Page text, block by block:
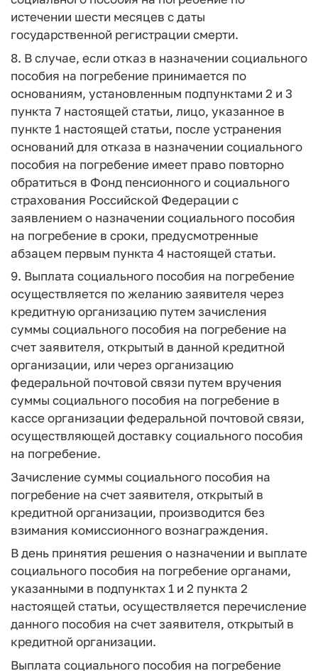
истечении шести месяцев с даты
государственной регистрации смерти.
8. В случае, если отказ в назначении социального
пособия на погребение принимается по
основаниям, установленным подпунктами 2 и 3
пункта 7 настоящей статьи, лицо, указанное в
пункте 1 настоящей статьи, после устранения
оснований для отказа в назначении социального
пособия на погребение имеет право повторно
обратиться в Фонд пенсионного и социального
страхования Российской Федерации с
заявлением о назначении социального пособия
на погребение в сроки, предусмотренные
абзацем первым пункта 4 настоящей статьи.
9. Выплата социального пособия на погребение
осуществляется по желанию заявителя через
кредитную организацию путем зачисления
суммы социального пособия на погребение на
счет заявителя, открытый в данной кредитной
организации, или через организацию
федеральной почтовой связи путем вручения
суммы социального пособия на погребение в
кассе организации федеральной почтовой связи,
осуществляющей доставку социального пособия
на погребение.
Зачисление суммы социального пособия на
погребение на счет заявителя, открытый в
кредитной организации, производится без
взимания комиссионного вознаграждения.
В день принятия решения о назначении и выплате
социального пособия на погребение органами,
указанными в подпунктах 1 и 2 пункта 2
настоящей статьи, осуществляется перечисление
данного пособия на счет заявителя, открытый в
кредитной организации.
Выплата социального пособия на погребение